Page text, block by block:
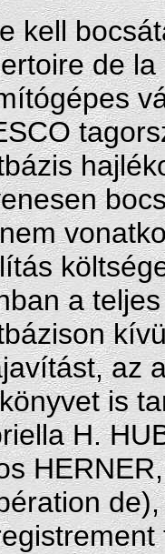
kell
de
a
az
is
H.